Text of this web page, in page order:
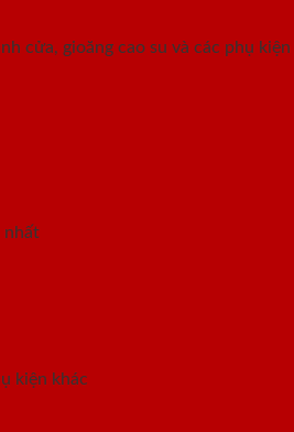
cửa, gioăng cao su và các phụ
nhất
kiện khác